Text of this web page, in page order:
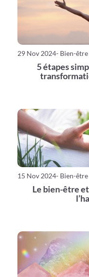
29 Nov 2024- Bien-être
5 étapes
15 Nov 2024- Bien-être
Le bien-être